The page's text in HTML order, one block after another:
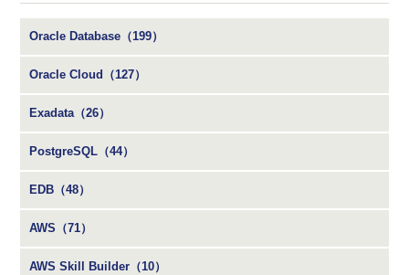
Oracle Database（199）
Oracle Cloud（127）
Exadata（26）
PostgreSQL（44）
EDB（48）
AWS（71）
AWS Skill Builder（10）